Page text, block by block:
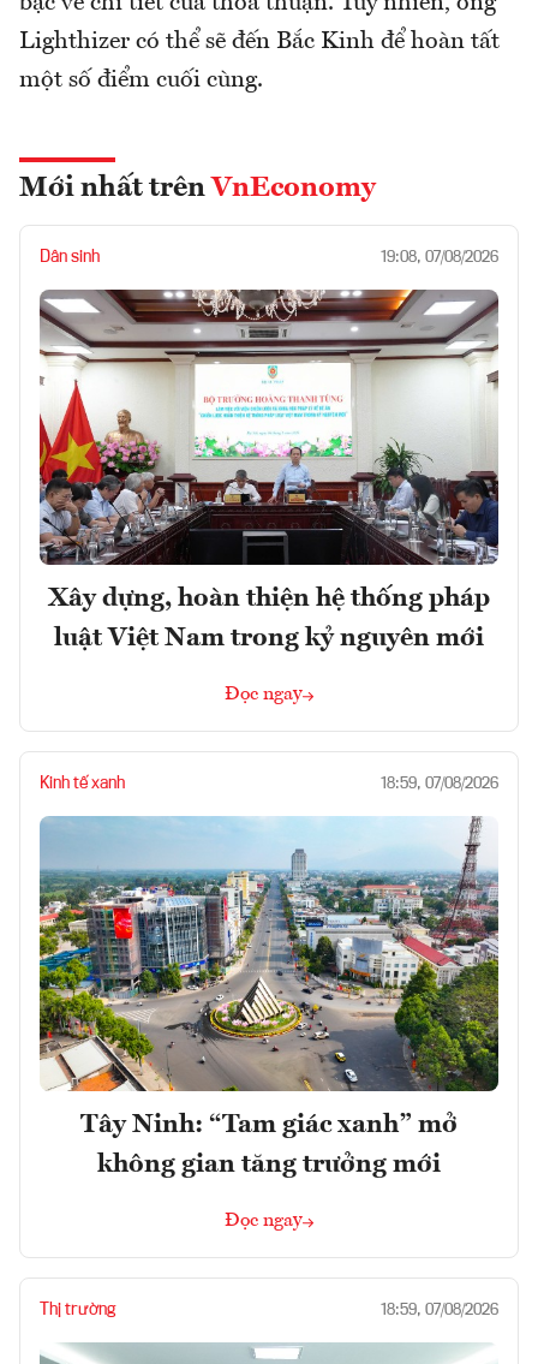
Lighthizer có thể sẽ đến Bắc Kinh để hoàn tất
một số điểm cuối cùng.
Mới nhất trên VnEconomy
Dân sinh 19:08, 07/08/2026
Xây dựng, hoàn thiện hệ thống pháp
luật Việt Nam trong kỷ nguyên mới
Đọc ngay
Kinh tế xanh 18:59, 07/08/2026
Tây Ninh: “Tam giác xanh” mở
không gian tăng trưởng mới
Đọc ngay
Thị trường 18:59, 07/08/2026